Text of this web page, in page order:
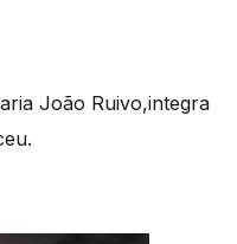
João Ruivo,integra